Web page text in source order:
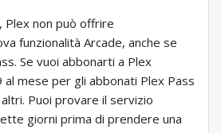
Plex non può offrire
funzionalità Arcade, anche se
Se vuoi abbonarti a Plex
mese per gli abbonati Plex Pass
Puoi provare il servizio
giorni prima di prendere una